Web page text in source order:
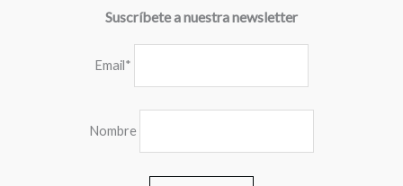
Suscríbete a nuestra newsletter
Email*
Nombre